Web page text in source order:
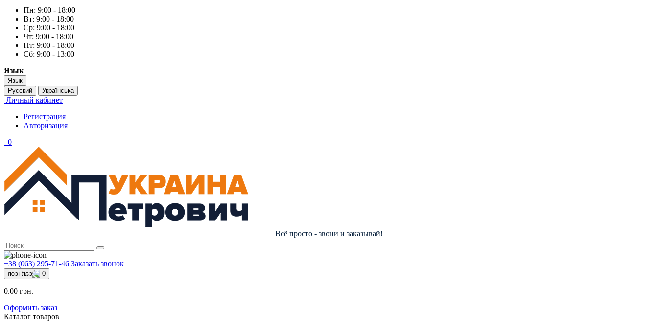
Пн: 9:00 - 18:00
Вт: 9:00 - 18:00
Ср: 9:00 - 18:00
Чт: 9:00 - 18:00
Пт: 9:00 - 18:00
Сб: 9:00 - 13:00
Язык
Язык
Русский
Українська
Личный кабинет
Регистрация
Авторизация
0
Всё просто - звони и заказывай!
+38 (063) 295-71-46 Заказать звонок
0
0.00 грн.
Оформить заказ
Каталог товаров